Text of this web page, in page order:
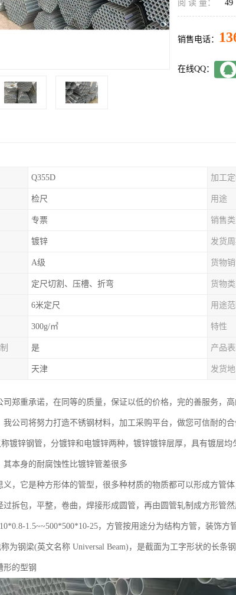
阅 读 量： 49
销售电话：
在线QQ：
Q355D 加工定
检尺 用途
专票 销售
镀锌 发货周
A级 货物
定尺切割、压槽、折弯 货物
6米定尺 用途范
300g/㎡ 特性
是 产品
天津 发货地
司郑重承诺，在同等的质量，保证以低的价格，完的善服务，
我公司将努力打造不锈钢材料，加工采购平台，做您可信耐的合
镀锌钢管，分镀锌和电镀锌两种，镀锌镀锌层厚，具有镀层
其本身的耐腐蚀性比镀锌管差很多
义，它是种方形体的管型，很多种材质的物质都可以形成方管
过拆包，平整，卷曲，焊接形成圆管，再由圆管轧制成方形管
1.5~~500*500*10-25，方管按用途分为结构方管，装饰方
为钢梁(英文名称 Universal Beam)，是截面为工字形状的长
形的型钢